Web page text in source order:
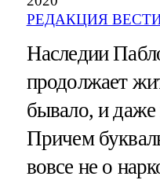
РЕДАКЦИЯ
Наследии
продолжает
бывало, и
Причем
вовсе не о